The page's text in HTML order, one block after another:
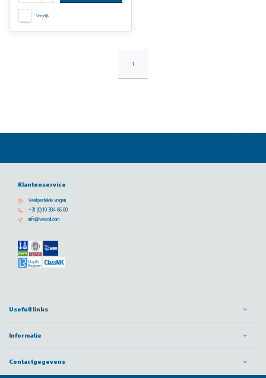
Vergelijk
1
Klantenservice
Veelgestelde vragen
+31 (0) 10 304 66 00
info@vescoil.com
Usefull links
Informatie
Contactgegevens